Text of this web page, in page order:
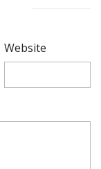
Website